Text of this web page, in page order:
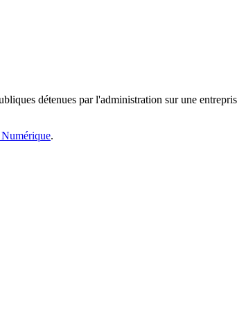
détenues par l'administration sur une
.